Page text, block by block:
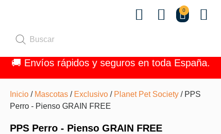
0
🚚 Envíos rápidos y seguros en toda España.
Inicio / Mascotas / Exclusivo / Planet Pet Society / PPS
Perro - Pienso GRAIN FREE
PPS Perro - Pienso GRAIN FREE